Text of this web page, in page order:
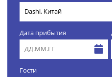
Дата прибытия
Гости